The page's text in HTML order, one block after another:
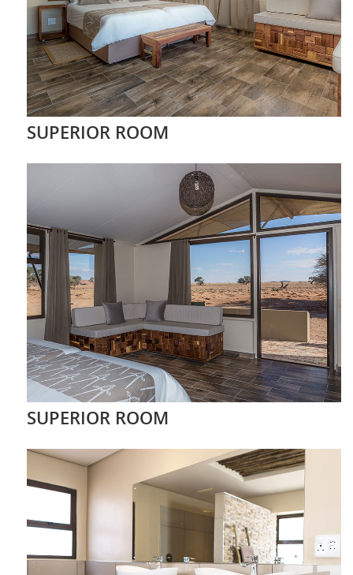
SUPERIOR ROOM
SUPERIOR ROOM